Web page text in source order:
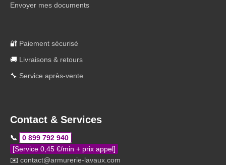
Envoyer mes documents
🔐 Paiement sécurisé
🚚 Livraisons & retours
🔧 Service après-vente
Contact & Services
📞
0 899 792 940
[Service 0,45 €/min + prix appel]
✉️ contact@armurerie-lavaux.com